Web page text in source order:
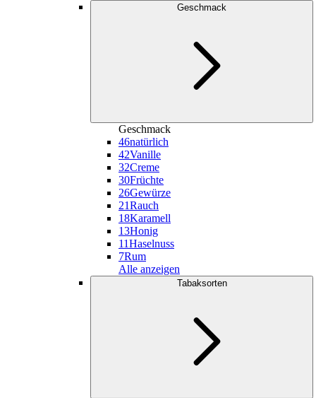
Geschmack
Geschmack
46natürlich
42Vanille
32Creme
30Früchte
26Gewürze
21Rauch
18Karamell
13Honig
11Haselnuss
7Rum
Alle anzeigen
Tabaksorten